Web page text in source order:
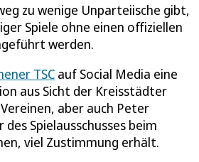
zu wenige Unparteiische gibt,
Spiele ohne einen offiziellen
werden.
TSC auf Social Media eine
aus Sicht der Kreisstädter
aber auch Peter
Spielausschusses beim
viel Zustimmung erhält.